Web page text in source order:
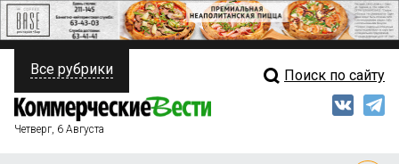
ПОЛИТИКА
ФИНАНСЫ
Свежий выпуск
Все рубрики Поиск по сайту
Четверг, 6 Августа